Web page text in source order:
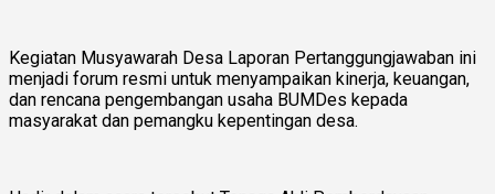
Kegiatan Musyawarah Desa Laporan Pertanggungjawaban ini
menjadi forum resmi untuk menyampaikan kinerja, keuangan,
dan rencana pengembangan usaha BUMDes kepada
masyarakat dan pemangku kepentingan desa.